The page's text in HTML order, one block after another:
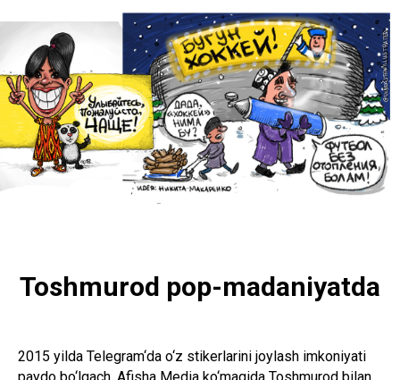
Toshmurod pop-madaniyatda
2015 yilda Telegram‘da o‘z stikerlarini joylash imkoniyati